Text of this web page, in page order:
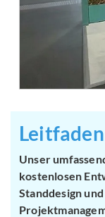
Unser
kostenlosen
Standdesign